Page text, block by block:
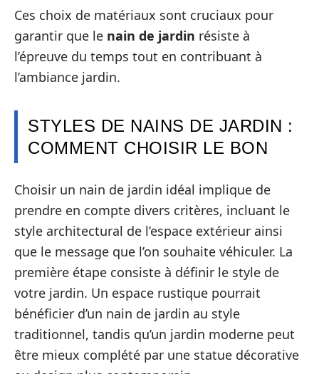
Ces choix de matériaux sont cruciaux pour
garantir que le nain de jardin résiste à
l’épreuve du temps tout en contribuant à
l’ambiance jardin.
STYLES DE NAINS DE JARDIN :
COMMENT CHOISIR LE BON
Choisir un nain de jardin idéal implique de
prendre en compte divers critères, incluant le
style architectural de l’espace extérieur ainsi
que le message que l’on souhaite véhiculer. La
première étape consiste à définir le style de
votre jardin. Un espace rustique pourrait
bénéficier d’un nain de jardin au style
traditionnel, tandis qu’un jardin moderne peut
être mieux complété par une statue décorative